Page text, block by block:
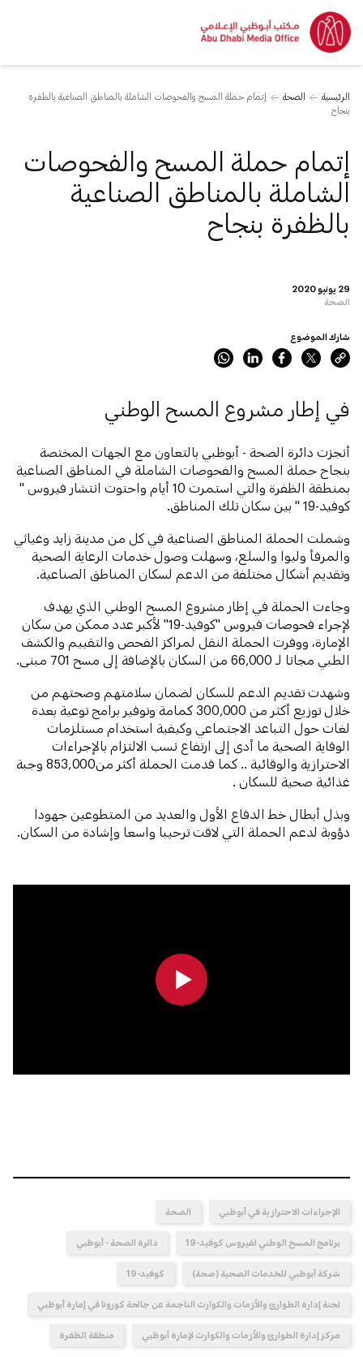
الرئيسية الصحة
إتمام حملة المسح والفحوصات الشاملة بالمناطق الصناعية بالظفرة
بنجاح
29 يونيو 2020
الصحة
إتمام حملة المسح والفحوصات
الشاملة بالمناطق الصناعية
بالظفرة بنجاح
في إطار مشروع المسح الوطني
شارك الموضوع
أنجزت دائرة الصحة - أبوظبي بالتعاون مع الجهات المختصة
بنجاح حملة المسح والفحوصات الشاملة في المناطق الصناعية
بمنطقة الظفرة والتي استمرت 10 أيام واحتوت انتشار فيروس "
كوفيد-19 " بين سكان تلك المناطق.
وشملت الحملة المناطق الصناعية في كل من مدينة زايد وغياثي
والمرفأ وليوا والسلع، وسهلت وصول خدمات الرعاية الصحية
وتقديم أشكال مختلفة من الدعم لسكان المناطق الصناعية.
وجاءت الحملة في إطار مشروع المسح الوطني الذي يهدف
لإجراء فحوصات فيروس "كوفيد-19" لأكبر عدد ممكن من سكان
الإمارة، ووفرت الحملة النقل لمراكز الفحص والتقييم والكشف
الطبي مجانا لـ 66,000 من السكان بالإضافة إلى مسح 701 مبنى.
وشهدت تقديم الدعم للسكان لضمان سلامتهم وصحتهم من
خلال توزيع أكثر من 300,000 كمامة وتوفير برامج توعية بعدة
لغات حول التباعد الاجتماعي وكيفية استخدام مستلزمات
الوقاية الصحية ما أدى إلى ارتفاع نسب الالتزام بالإجراءات
الاحترازية والوقائية .. كما قدمت الحملة أكثر من853,000 وجبة
غذائية صحية للسكان .
وبذل أبطال خط الدفاع الأول والعديد من المتطوعين جهودا
دؤوبة لدعم الحملة التي لاقت ترحيبا واسعا وإشادة من السكان.
الإجراءات الاحترازية في أبوظبي الصحة
برنامج المسح الوطني لفيروس كوفيد-19 دائرة الصحة - أبوظبي
شركة أبوظبي للخدمات الصحية (صحة) كوفيد-19
لجنة إدارة الطوارئ والأزمات والكوارث الناجمة عن جائحة كورونا في إمارة أبوظبي
مركز إدارة الطوارئ والأزمات والكوارث لإمارة أبوظبي منطقة الظفرة